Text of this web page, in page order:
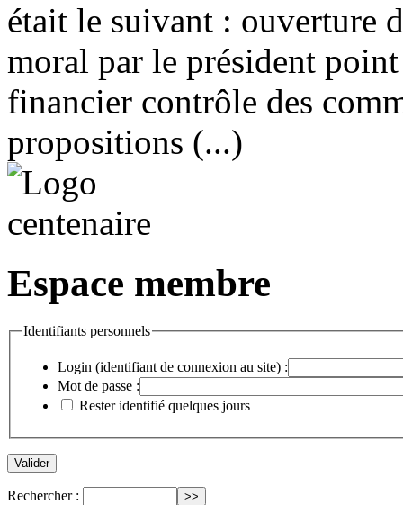
était le suivant : ouverture
moral par le président
financier contrôle des
propositions (...)
Espace membre
Identifiants personnels
Login (identifiant de connexion au site) :
Mot de passe :
Rester identifié quelques jours
Rechercher :